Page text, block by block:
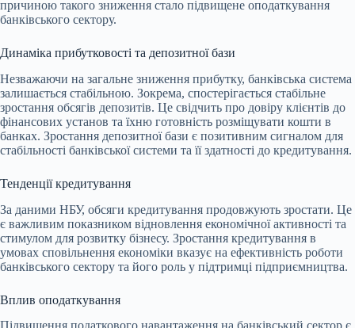
причиною такого зниження стало підвищене оподаткування
банківського сектору.
Динаміка прибутковості та депозитної бази
Незважаючи на загальне зниження прибутку, банківська система
залишається стабільною. Зокрема, спостерігається стабільне
зростання обсягів депозитів. Це свідчить про довіру клієнтів до
фінансових установ та їхню готовність розміщувати кошти в
банках. Зростання депозитної бази є позитивним сигналом для
стабільності банківської системи та її здатності до кредитування.
Тенденції кредитування
За даними НБУ, обсяги кредитування продовжують зростати. Це
є важливим показником відновлення економічної активності та
стимулом для розвитку бізнесу. Зростання кредитування в
умовах сповільнення економіки вказує на ефективність роботи
банківського сектору та його роль у підтримці підприємництва.
Вплив оподаткування